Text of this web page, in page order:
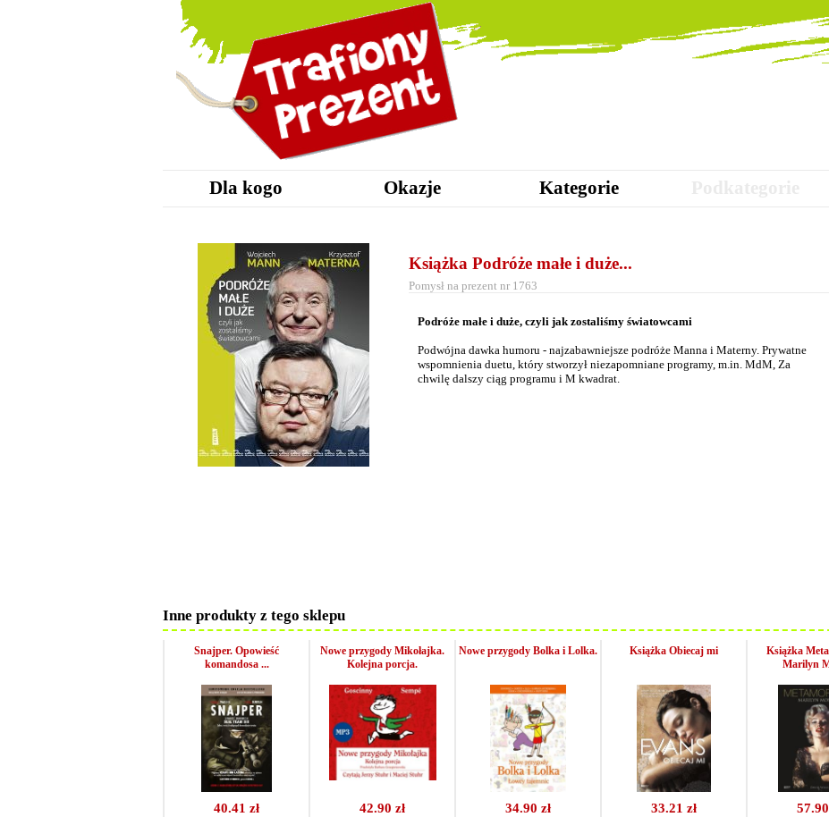
Dla kogo Okazje Kategorie
Książka Podróże małe i duże...
Pomysł na prezent nr 1763
Podróże małe i duże, czyli jak zostaliśmy światowcami
Podwójna dawka humoru - najzabawniejsze podróże Manna i Materny. Prywatne
wspomnienia duetu, który stworzył niezapomniane programy, m.in. MdM, Za
chwilę dalszy ciąg programu i M kwadrat.
Inne produkty z tego sklepu
40.41 zł
Snajper. Opowieść
komandosa ...
42.90 zł
Nowe przygody Mikołajka.
Kolejna porcja.
34.90 zł
Nowe przygody Bolka i Lolka.
33.21 zł
Książka Obiecaj mi
57.90
Książka
Marilyn